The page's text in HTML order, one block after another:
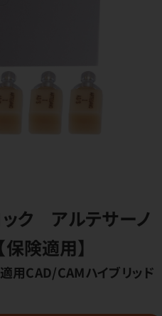
ク アルテサーノ
保険適用】
用CAD/CAMハイブリッド